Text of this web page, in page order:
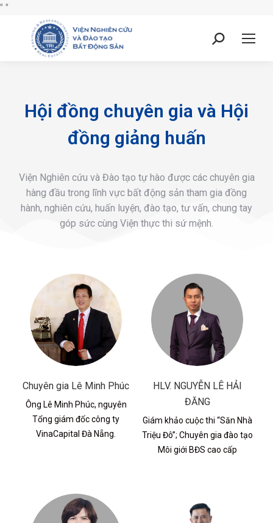
" "
Hội đồng chuyên gia và Hội
đồng giảng huấn
Viện Nghiên cứu và Đào tạo tự hào được các chuyên gia
hàng đầu trong lĩnh vực bất động sản tham gia đồng
hành, nghiên cứu, huấn luyện, đào tạo, tư vấn, chung tay
góp sức cùng Viện thực thi sứ mệnh.
Chuyên gia Lê Minh Phúc
Ông Lê Minh Phúc, nguyên
Tổng giám đốc công ty
VinaCapital Đà Nẵng.
HLV. NGUYỄN LÊ HẢI
ĐĂNG
Giám khảo cuộc thi “Săn Nhà
Triệu Đô”; Chuyên gia đào tạo
Môi giới BĐS cao cấp